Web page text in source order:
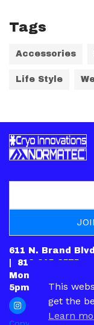
Tags
Accessories
Life Style
611 N. Brand
818-245-6575
Mon: CLOSED |
5pm | Sun:
This
get the
Learn